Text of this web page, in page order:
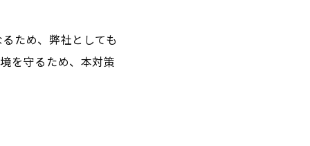
ため、弊社としても
を守るため、本対策